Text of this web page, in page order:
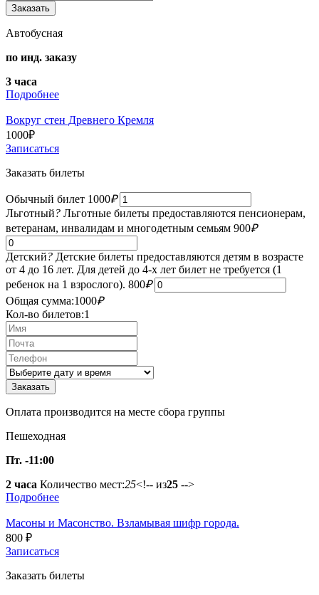
Автобусная
по инд. заказу
3 часа
Подробнее
Вокруг стен Древнего Кремля
1000₽
Записаться
Заказать билеты
Обычный билет 1000₽
Льготный? Льготные билеты предоставляются пенсионерам,
ветеранам, инвалидам и многодетным семьям 900₽
Детский? Детские билеты предоставляются детям в возрасте
от 4 до 16 лет. Для детей до 4-х лет билет не требуется (1
ребенок на 1 взрослого). 800₽
Общая сумма:1000₽
Кол-во билетов:1
Оплата производится на месте сбора группы
Пешеходная
Пт. -11:00
2 часа Количество мест:25<!-- из25 -->
Подробнее
Масоны и Масонство. Взламывая шифр города.
800 ₽
Записаться
Заказать билеты